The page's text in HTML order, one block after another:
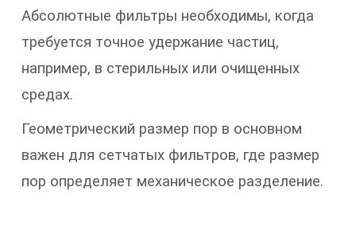
Абсолютные фильтры необходимы, когда
требуется точное удержание частиц,
например, в стерильных или очищенных
средах.
Геометрический размер пор в основном
важен для сетчатых фильтров, где размер
пор определяет механическое разделение.